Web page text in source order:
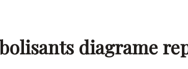
diagrame